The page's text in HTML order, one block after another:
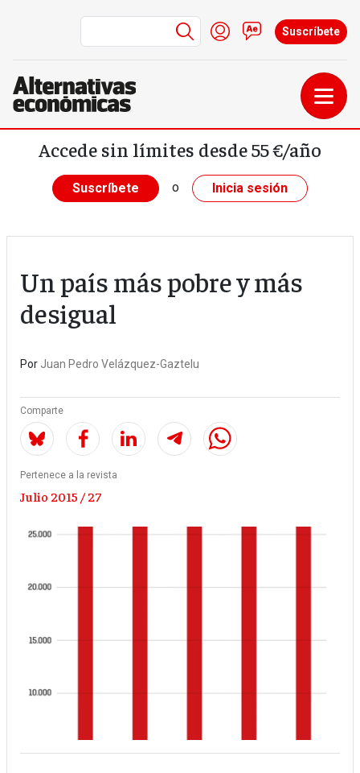
Pasar al contenido principal
Menú de cuenta de
Iniciar sesión
Contacto
Suscríbete
Accede sin límites desde 55 €/año
Suscríbete o Inicia sesión
Un país más pobre y más
desigual
Por Juan Pedro Velázquez-Gaztelu
Comparte
Pertenece a la revista
Julio 2015 / 27